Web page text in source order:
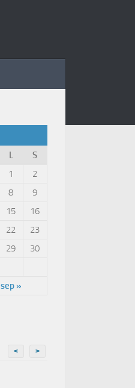
L
S
1
2
8
9
15
16
22
23
29
30
sep »
< >